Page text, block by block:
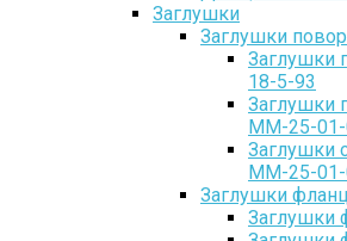
Заглушки
Заглушки
Заглушки
18-5-93
Заглушки
ММ-25-01-
Заглушки
ММ-25-01-
Заглушки
Заглушки